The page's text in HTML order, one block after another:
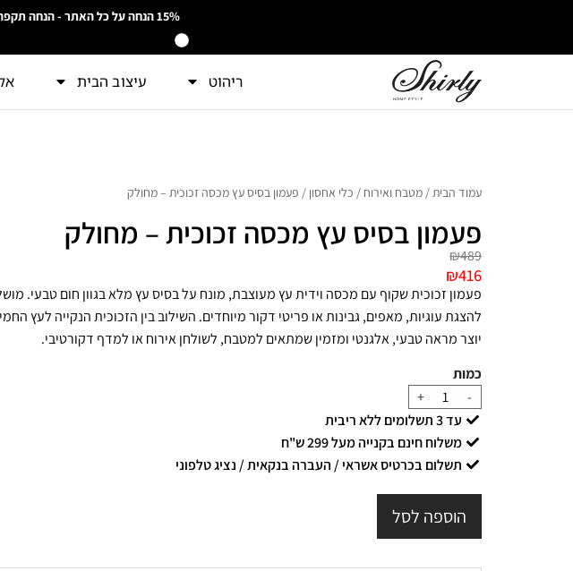
15% הנחה על כל האתר - הנחה תקפה לאתר בלבד! משלוח חינם בקנייה מעל 299 ש"ח
ריהוט עיצוב הבית
עמוד הבית / מטבח ואירוח / כלי אחסון / פעמון בסיס עץ מכסה זכוכית – מחולק
פעמון בסיס עץ מכסה זכוכית – מחולק
₪489
₪416
פעמון זכוכית שקוף עם מכסה וידית עץ מעוצבת, מונח על בסיס עץ מלא בגוון חום טבעי.
להצגת עוגיות, מאפים, גבינות או פריטי דקור מיוחדים. השילוב בין הזכוכית הנקייה לעץ
יוצר מראה טבעי, אלגנטי ומזמין שמתאים למטבח, לשולחן אירוח או למדף דקורטיבי.
-
+
עד 3 תשלומים ללא ריבית
משלוח חינם בקנייה מעל 299 ש"ח
תשלום בכרטיס אשראי / העברה בנקאית / נציג טלפוני
הוספה לסל